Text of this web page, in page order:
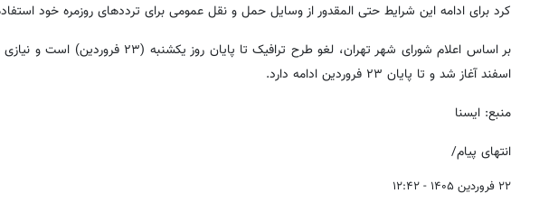
کرد برای ادامه این شرایط حتی المقدور از وسایل حمل و نقل عمومی برای ترددهای روزمره خود
اسفند آغاز شد و تا پایان ۲۳ فروردین ادامه دارد.
منبع: ایسنا
انتهای پیام/
۲۲ فروردین ۱۴۰۵ - ۱۲:۴۲